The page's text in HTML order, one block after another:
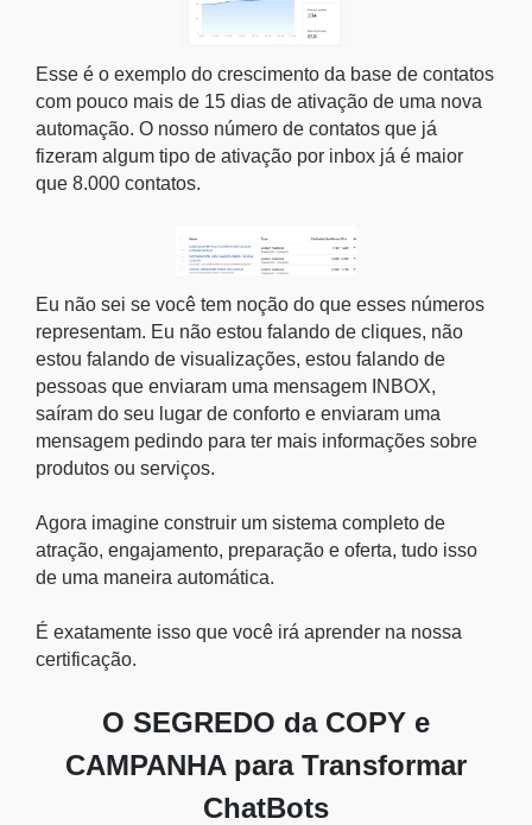
Esse é o exemplo do crescimento da base de contatos
com pouco mais de 15 dias de ativação de uma nova
automação. O nosso número de contatos que já
fizeram algum tipo de ativação por inbox já é maior
que 8.000 contatos.
Eu não sei se você tem noção do que esses números
representam. Eu não estou falando de cliques, não
estou falando de visualizações, estou falando de
pessoas que enviaram uma mensagem INBOX,
saíram do seu lugar de conforto e enviaram uma
mensagem pedindo para ter mais informações sobre
produtos ou serviços.
Agora imagine construir um sistema completo de
atração, engajamento, preparação e oferta, tudo isso
de uma maneira automática.
É exatamente isso que você irá aprender na nossa
certificação.
O SEGREDO da COPY e
CAMPANHA para Transformar
ChatBots